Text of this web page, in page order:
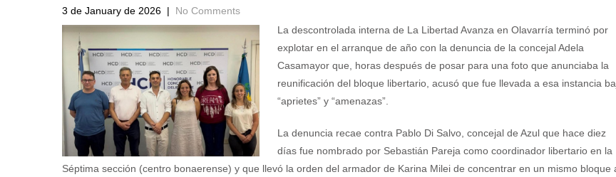
3 de January de 2026 | No Comments
La descontrolada interna de La Libertad Avanza en Olavarría terminó por
explotar en el arranque de año con la denuncia de la concejal Adela
Casamayor que, horas después de posar para una foto que anunciaba la
reunificación del bloque libertario, acusó que fue llevada a esa instancia
“aprietes” y “amenazas”.
La denuncia recae contra Pablo Di Salvo, concejal de Azul que hace diez
días fue nombrado por Sebastián Pareja como coordinador libertario en la
Séptima sección (centro bonaerense) y que llevó la orden del armador de Karina Milei de concentrar en un mismo bloque